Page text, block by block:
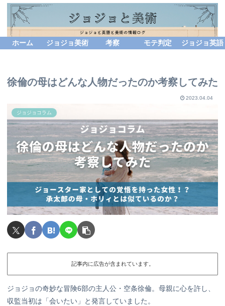
ホーム ジョジョ美術 考察 モテ判定 ジョジョ英語
徐倫の母はどんな人物だったのか考察してみた
2023.04.04
ジョジョコラム
記事内に広告が含まれています。
ジョジョの奇妙な冒険6部の主人公・空条徐倫。母親に心を許し、
収監当初は「会いたい」と発言していました。